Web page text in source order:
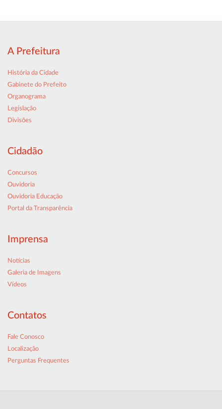
A Prefeitura
História da Cidade
Gabinete do Prefeito
Organograma
Legislação
Divisões
Cidadão
Concursos
Ouvidoria
Ouvidoria Educação
Portal da Transparência
Imprensa
Notícias
Galeria de Imagens
Vídeos
Contatos
Fale Conosco
Localização
Perguntas Frequentes